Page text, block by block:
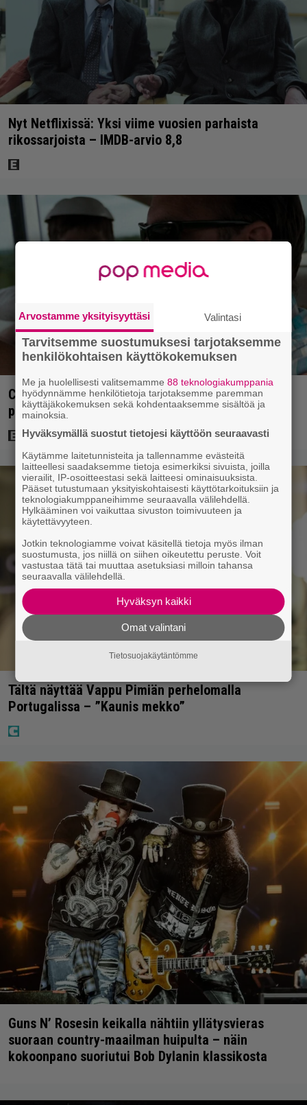
Nyt Netflixissä: Yksi viime vuosien parhaista
rikossarjoista – IMDB-arvio 8,8
Clint Eastwood näytti Kevin Costnerille kaapin
paikan hyvin yksinkertaisella toimenpiteellä
Tältä näyttää Vappu Pimiän perhelomalla
Portugalissa – ”Kaunis mekko”
Guns N’ Rosesin keikalla nähtiin yllätysvieras
suoraan country-maailman huipulta – näin
kokoonpano suoriutui Bob Dylanin klassikosta
Arvostamme yksityisyyttäsi Valintasi
Tarvitsemme suostumuksesi tarjotaksemme
henkilökohtaisen käyttökokemuksen
Me ja huolellisesti valitsemamme88 teknologiakumppania
hyödynnämme henkilötietoja tarjotaksemme paremman
käyttäjäkokemuksen sekä kohdentaaksemme sisältöä ja
mainoksia.
Hyväksymällä suostut tietojesi käyttöön seuraavasti
Käytämme laitetunnisteita ja tallennamme evästeitä
laitteellesi saadaksemme tietoja esimerkiksi sivuista, joilla
vierailit, IP-osoitteestasi sekä laitteesi ominaisuuksista.
Pääset tutustumaan yksityiskohtaisesti käyttötarkoituksiin ja
teknologiakumppaneihimme seuraavalla välilehdellä.
Hylkääminen voi vaikuttaa sivuston toimivuuteen ja
käytettävyyteen.
Jotkin teknologiamme voivat käsitellä tietoja myös ilman
suostumusta, jos niillä on siihen oikeutettu peruste. Voit
vastustaa tätä tai muuttaa asetuksiasi milloin tahansa
seuraavalla välilehdellä.
Hyväksyn kaikki
Omat valintani
Tietosuojakäytäntömme